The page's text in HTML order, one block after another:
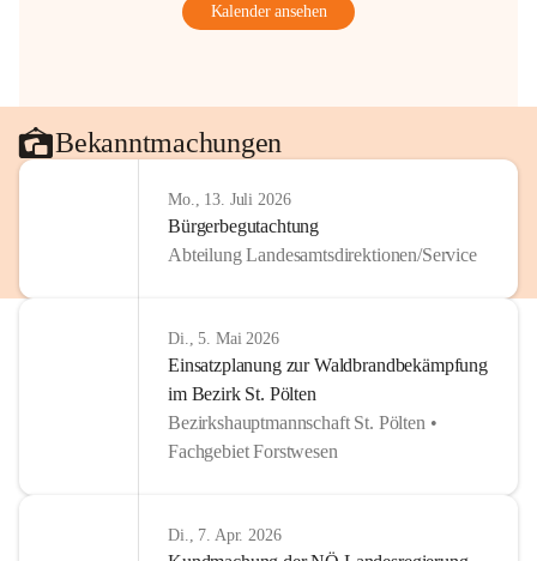
Kalender ansehen
Bekanntmachungen
Mo., 13. Juli 2026
Bürgerbegutachtung
Abteilung Landesamtsdirektionen/Service
Di., 5. Mai 2026
Einsatzplanung zur Waldbrandbekämpfung
im Bezirk St. Pölten
Bezirkshauptmannschaft St. Pölten •
Fachgebiet Forstwesen
Di., 7. Apr. 2026